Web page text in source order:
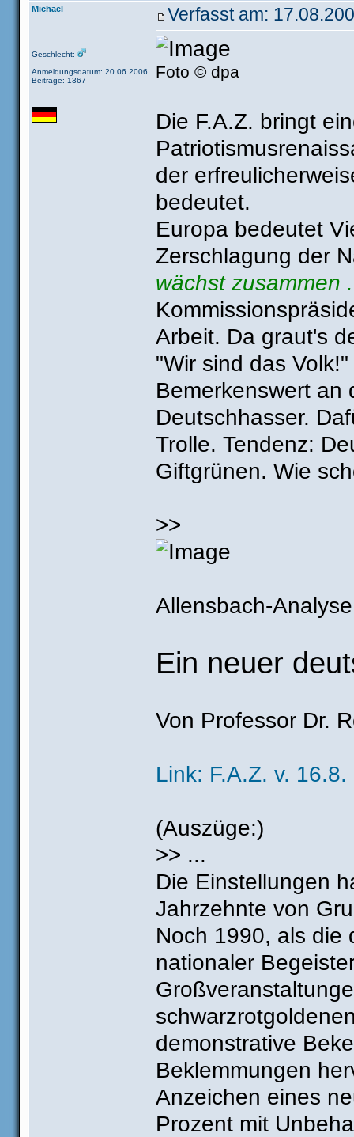
Michael
Geschlecht:
Anmeldungsdatum: 20.06.2006
Beiträge: 1367
Verfasst am:
Foto © dpa
Die F.A.Z. bringt
der
bedeutet.
Europa bedeutet
Zerschlagung der
wächst zusammen
Arbeit. Da graut's
"Wir sind das Volk!"
Bemerkenswert an
Deutschhasser.
Trolle. Tendenz:
Giftgrünen. Wie
>>
Allensbach-Analyse
Ein neuer
Von Professor Dr.
Link: F.A.Z. v. 16.8.
(Auszüge:)
>> ...
Die Einstellungen
Jahrzehnte von
Noch 1990, als die
nationaler
demonstrative
Beklemmungen
Anzeichen eines
Prozent mit